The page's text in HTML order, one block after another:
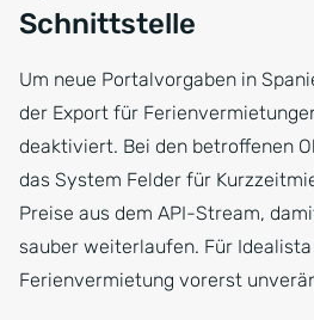
Schnittstelle
Um neue Portalvorgaben in
der Export für
deaktiviert. Bei den betroffenen
das System Felder für
Preise aus dem API-Stream,
sauber weiterlaufen. Für
Ferienvermietung vorerst